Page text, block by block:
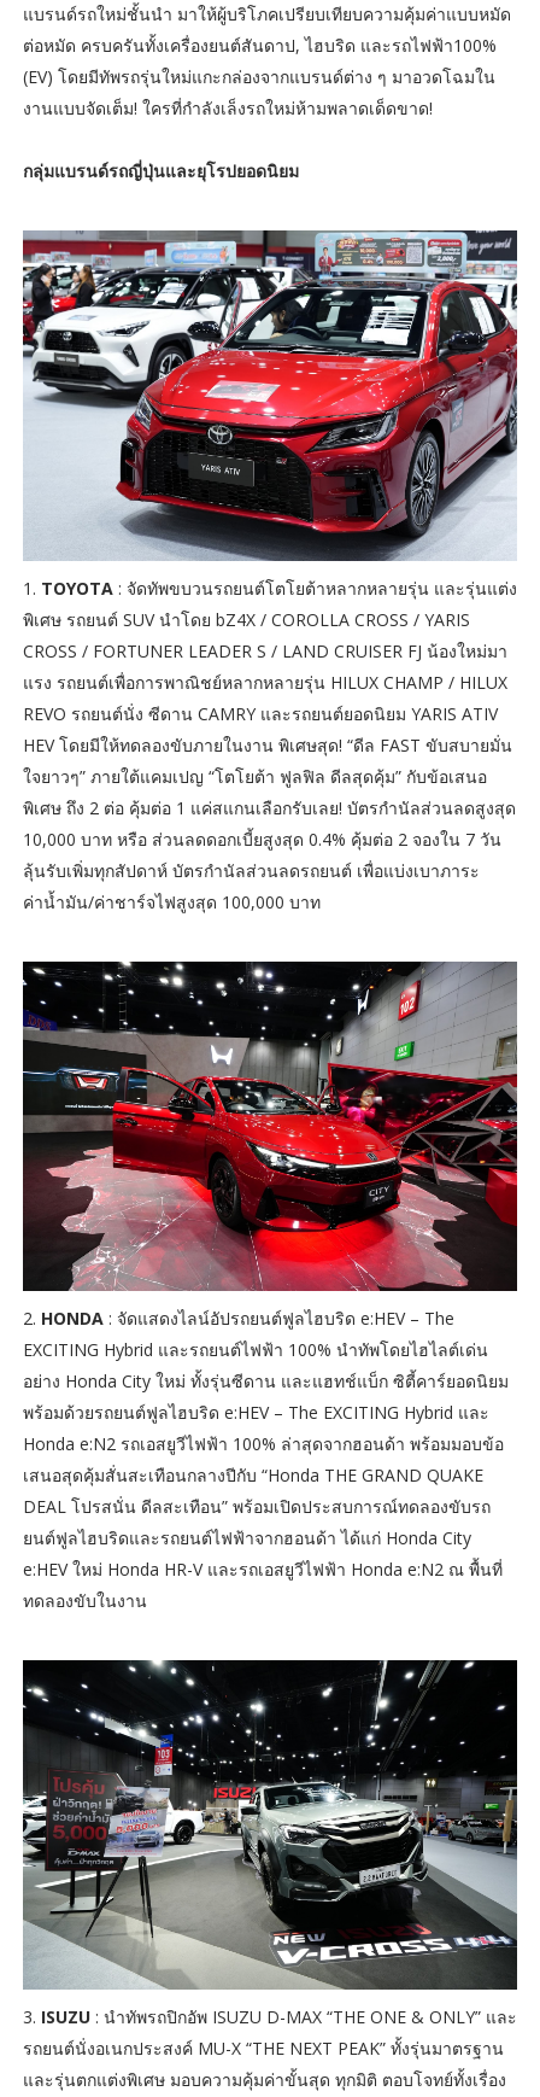
แบรนด์รถใหม่ชั้นนำ มาให้ผู้บริโภคเปรียบเทียบความคุ้มค่าแบบหมัด
ต่อหมัด ครบครันทั้งเครื่องยนต์สันดาป, ไฮบริด และรถไฟฟ้า100%
(EV) โดยมีทัพรถรุ่นใหม่แกะกล่องจากแบรนด์ต่าง ๆ มาอวดโฉมใน
งานแบบจัดเต็ม! ใครที่กำลังเล็งรถใหม่ห้ามพลาดเด็ดขาด!
กลุ่มแบรนด์รถญี่ปุ่นและยุโรปยอดนิยม
1. TOYOTA: จัดทัพขบวนรถยนต์โตโยต้าหลากหลายรุ่น และรุ่นแต่ง
พิเศษ รถยนต์ SUV นำโดย bZ4X / COROLLA CROSS / YARIS
CROSS / FORTUNER LEADER S / LAND CRUISER FJ น้องใหม่มา
แรง รถยนต์เพื่อการพาณิชย์หลากหลายรุ่น HILUX CHAMP / HILUX
REVO รถยนต์นั่ง ซีดาน CAMRY และรถยนต์ยอดนิยม YARIS ATIV
HEV โดยมีให้ทดลองขับภายในงาน พิเศษสุด! “ดีล FAST ขับสบายมั่น
ใจยาวๆ” ภายใต้แคมเปญ “โตโยต้า ฟูลฟิล ดีลสุดคุ้ม” กับข้อเสนอ
พิเศษ ถึง 2 ต่อ คุ้มต่อ 1 แค่สแกนเลือกรับเลย! บัตรกำนัลส่วนลดสูงสุด
10,000 บาท หรือ ส่วนลดดอกเบี้ยสูงสุด 0.4% คุ้มต่อ 2 จองใน 7 วัน
ลุ้นรับเพิ่มทุกสัปดาห์ บัตรกำนัลส่วนลดรถยนต์ เพื่อแบ่งเบาภาระ
ค่าน้ำมัน/ค่าชาร์จไฟสูงสุด 100,000 บาท
2. HONDA: จัดแสดงไลน์อัปรถยนต์ฟูลไฮบริด e:HEV – The
EXCITING Hybrid และรถยนต์ไฟฟ้า 100% นำทัพโดยไฮไลต์เด่น
อย่าง Honda City ใหม่ ทั้งรุ่นซีดาน และแฮทช์แบ็ก ซิตี้คาร์ยอดนิยม
พร้อมด้วยรถยนต์ฟูลไฮบริด e:HEV – The EXCITING Hybrid และ
Honda e:N2 รถเอสยูวีไฟฟ้า 100% ล่าสุดจากฮอนด้า พร้อมมอบข้อ
เสนอสุดคุ้มสั่นสะเทือนกลางปีกับ “Honda THE GRAND QUAKE
DEAL โปรสนั่น ดีลสะเทือน” พร้อมเปิดประสบการณ์ทดลองขับรถ
ยนต์ฟูลไฮบริดและรถยนต์ไฟฟ้าจากฮอนด้า ได้แก่ Honda City
e:HEV ใหม่ Honda HR-V และรถเอสยูวีไฟฟ้า Honda e:N2 ณ พื้นที่
ทดลองขับในงาน
3. ISUZU: นำทัพรถปิกอัพ ISUZU D-MAX “THE ONE & ONLY” และ
รถยนต์นั่งอเนกประสงค์ MU-X “THE NEXT PEAK” ทั้งรุ่นมาตรฐาน
และรุ่นตกแต่งพิเศษ มอบความคุ้มค่าขั้นสุด ทุกมิติ ตอบโจทย์ทั้งเรื่อง